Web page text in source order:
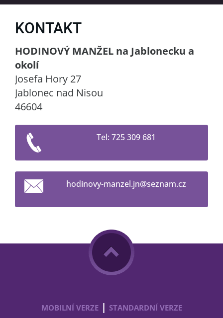
KONTAKT
HODINOVÝ MANŽEL na Jablonecku a
okolí
Josefa Hory 27
Jablonec nad Nisou
46604
Tel: 725 309 681
hodinovy-manzel.jn@seznam.cz
MOBILNÍ VERZE | STANDARDNÍ VERZE